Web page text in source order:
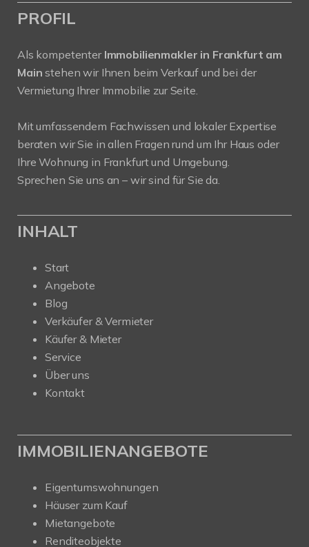
PROFIL
Als kompetenter Immobilienmakler in Frankfurt am
Main stehen wir Ihnen beim Verkauf und bei der
Vermietung Ihrer Immobilie zur Seite.
Mit umfassendem Fachwissen und lokaler Expertise
beraten wir Sie in allen Fragen rund um Ihr Haus oder
Ihre Wohnung in Frankfurt und Umgebung.
Sprechen Sie uns an – wir sind für Sie da.
INHALT
Start
Angebote
Blog
Verkäufer & Vermieter
Käufer & Mieter
Service
Über uns
Kontakt
IMMOBILIENANGEBOTE
Eigentumswohnungen
Häuser zum Kauf
Mietangebote
Renditeobjekte